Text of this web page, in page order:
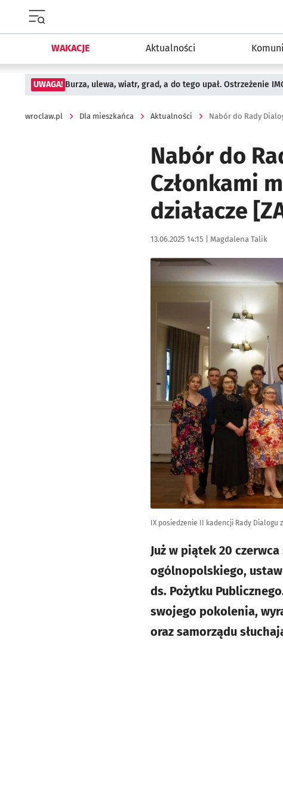
WAKACJE Aktualności
UWAGA! Burza, ulewa, wiatr, grad, a do tego upał. Ostrzeżenie
wroclaw.pl Dla mieszkańca Aktualności
Nabór do
Członkami
działacze
Data publikacji:
13.06.2025 14:15 | Autor:
Magdalena Talik
Kliknij, aby powiększyć
IX posiedzenie II kadencji Rady Dialogu
Już w piątek 20
ogólnopolskiego,
ds. Pożytku
swojego pokolenia,
oraz samorządu